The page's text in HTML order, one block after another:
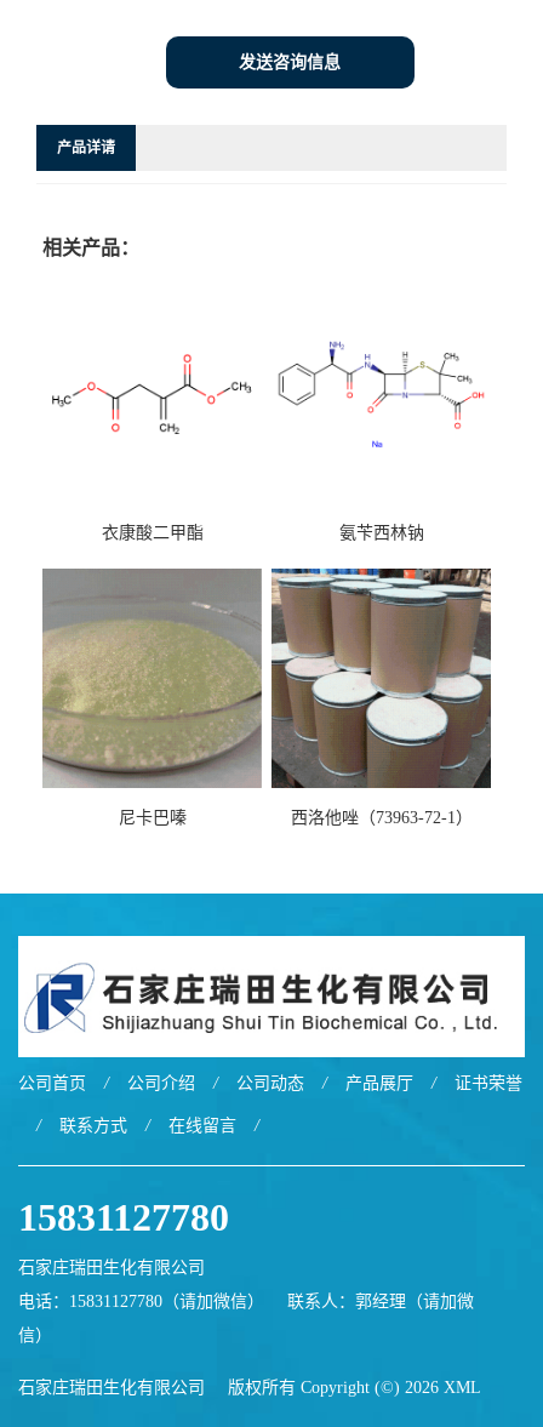
发送咨询信息
产品详请
相关产品：
衣康酸二甲酯 氨苄西林钠
尼卡巴嗪 西洛他唑（73963-72-1）
公司首页 / 公司介绍 / 公司动态 / 产品展厅 / 证书荣誉
/ 联系方式 / 在线留言 /
15831127780
石家庄瑞田生化有限公司
电话：15831127780（请加微信）
联系人：郭经理（请加微
信）
石家庄瑞田生化有限公司 版权所有 Copyright (©) 2026 XML